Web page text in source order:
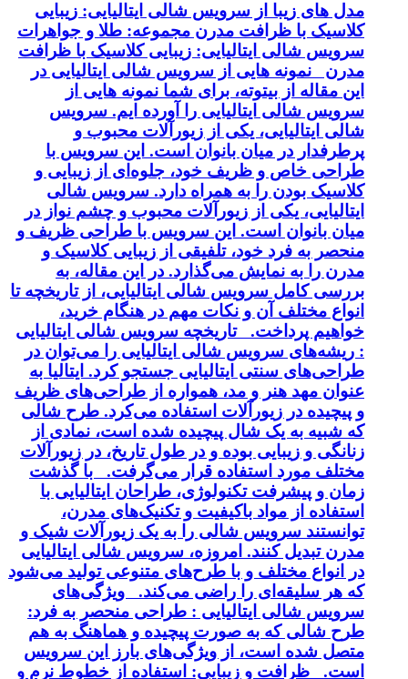
مدل های زیبا از سرویس شالی ایتالیایی: زیبایی
کلاسیک با ظرافت مدرن مجموعه: طلا و جواهرات
سرویس شالی ایتالیایی: زیبایی کلاسیک با ظرافت
مدرن نمونه هایی از سرویس شالی ایتالیایی در
این مقاله از بیتوته، برای شما نمونه هایی از
سرویس شالی ایتالیایی را آورده ایم. سرویس
شالی ایتالیایی، یکی از زیورآلات محبوب و
پرطرفدار در میان بانوان است. این سرویس با
طراحی خاص و ظریف خود، جلوه‌ای از زیبایی و
کلاسیک بودن را به همراه دارد. سرویس شالی
ایتالیایی، یکی از زیورآلات محبوب و چشم نواز در
میان بانوان است. این سرویس با طراحی ظریف و
منحصر به فرد خود، تلفیقی از زیبایی کلاسیک و
مدرن را به نمایش می‌گذارد. در این مقاله، به
بررسی کامل سرویس شالی ایتالیایی، از تاریخچه تا
انواع مختلف آن و نکات مهم در هنگام خرید،
خواهیم پرداخت. تاریخچه سرویس شالی ایتالیایی
: ریشه‌های سرویس شالی ایتالیایی را می‌توان در
طراحی‌های سنتی ایتالیایی جستجو کرد. ایتالیا به
عنوان مهد هنر و مد، همواره از طراحی‌های ظریف
و پیچیده در زیورآلات استفاده می‌کرد. طرح شالی
که شبیه به یک شال پیچیده شده است، نمادی از
زنانگی و زیبایی بوده و در طول تاریخ، در زیورآلات
مختلف مورد استفاده قرار می‌گرفت. با گذشت
زمان و پیشرفت تکنولوژی، طراحان ایتالیایی با
استفاده از مواد باکیفیت و تکنیک‌های مدرن،
توانستند سرویس شالی را به یک زیورآلات شیک و
مدرن تبدیل کنند. امروزه، سرویس شالی ایتالیایی
در انواع مختلف و با طرح‌های متنوعی تولید می‌شود
که هر سلیقه‌ای را راضی می‌کند. ویژگی‌های
سرویس شالی ایتالیایی : طراحی منحصر به فرد:
طرح شالی که به صورت پیچیده و هماهنگ به هم
متصل شده است، از ویژگی‌های بارز این سرویس
است. ظرافت و زیبایی: استفاده از خطوط نرم و